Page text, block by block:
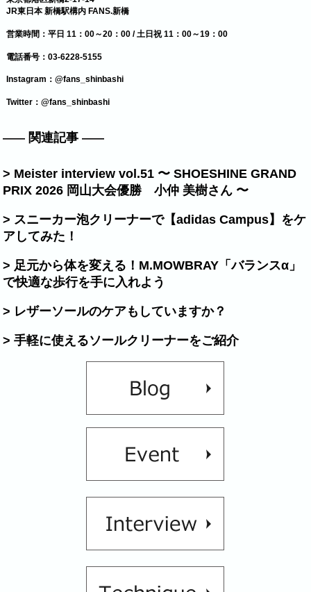
JR東日本 新橋駅構内 FANS.新橋
営業時間：平日 11：00～20：00 / 土日祝 11：00～19：00
電話番号：03-6228-5155
Instagram：@fans_shinbashi
Twitter：@fans_shinbashi
関連記事
> Meister interview vol.51 〜 SHOESHINE GRAND
PRIX 2026 岡山大会優勝 小仲 美樹さん 〜
> スニーカー泡クリーナーで【adidas Campus】をケ
アしてみた！
> 足元から体を変える！M.MOWBRAY「バランスα」
で快適な歩行を手に入れよう
> レザーソールのケアもしていますか？
> 手軽に使えるソールクリーナーをご紹介